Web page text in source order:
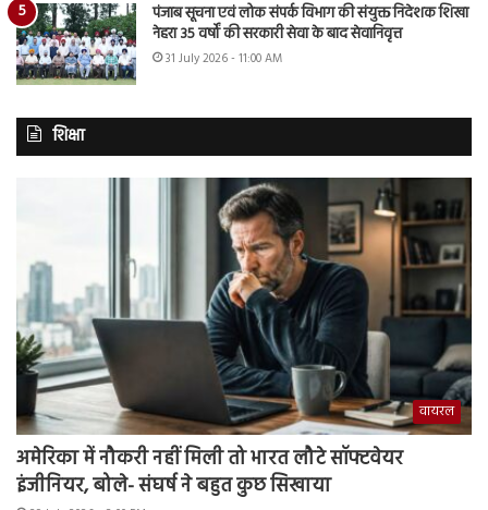
पंजाब सूचना एवं लोक संपर्क विभाग की संयुक्त निदेशक शिखा
नेहरा 35 वर्षों की सरकारी सेवा के बाद सेवानिवृत्त
31 July 2026 - 11:00 AM
शिक्षा
वायरल
अमेरिका में नौकरी नहीं मिली तो भारत लौटे सॉफ्टवेयर
इंजीनियर, बोले- संघर्ष ने बहुत कुछ सिखाया